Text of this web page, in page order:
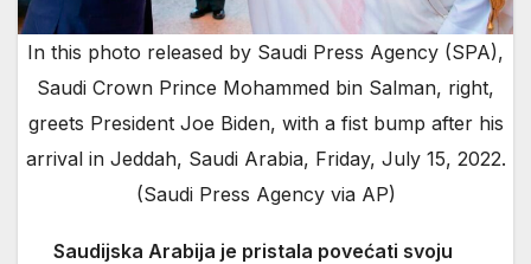
In this photo released by Saudi Press Agency (SPA),
Saudi Crown Prince Mohammed bin Salman, right,
greets President Joe Biden, with a fist bump after his
arrival in Jeddah, Saudi Arabia, Friday, July 15, 2022.
(Saudi Press Agency via AP)
Saudijska Arabija je pristala povećati svoju